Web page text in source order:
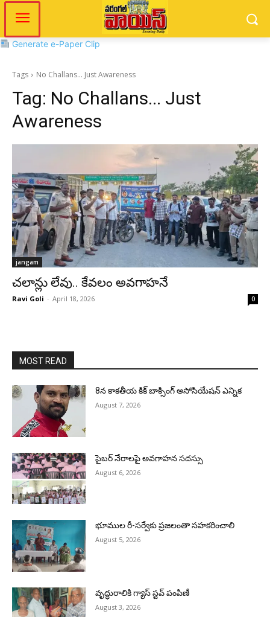
Generate e-Paper Clip
Tags No Challans... Just Awareness
Tag: No Challans... Just
Awareness
jangam
చలాన్లు లేవు.. కేవలం అవగాహనే
Ravi Goli - April 18, 2026 0
MOST READ
8న కాకతీయ కిక్ బాక్సింగ్ అసోసియేషన్ ఎన్నిక
August 7, 2026
సైబర్ నేరాలపై అవగాహన సదస్సు
August 6, 2026
భూముల రీ-సర్వేకు ప్రజలంతా సహకరించాలి
August 5, 2026
వృద్ధురాలికి గ్యాస్ స్టవ్ పంపిణీ
August 3, 2026